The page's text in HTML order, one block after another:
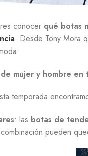
conocer qué botas
. Desde Tony Mora
mujer y hombre en
temporada
: las botas de
pueden